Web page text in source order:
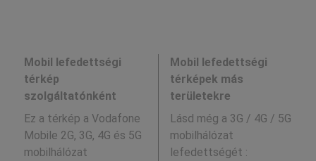
Mobil lefedettségi
térkép
szolgáltatónként
Ez a térkép a Vodafone
Mobile 2G, 3G, 4G és 5G
mobilhálózat
Mobil lefedettségi
térképek más
területekre
Lásd még a 3G / 4G / 5G
mobilhálózat
lefedettségét :